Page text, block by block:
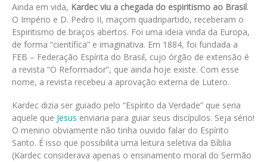
Ainda em vida, Kardec viu a chegada do espiritismo ao Brasil.
O Império e D. Pedro II, maçom quadripartido, receberam o
Espiritismo de braços abertos. Foi uma ideia vinda da Europa,
de forma “científica” e imaginativa. Em 1884, foi fundada a
FEB – Federação Espírita do Brasil, cujo órgão de extensão é
a revista “O Reformador”, que ainda hoje existe. Com esse
nome, a revista recebeu a aprovação externa de Lutero.
Kardec dizia ser guiado pelo “Espírito da Verdade” que seria
aquele que Jesus enviaria para guiar seus discípulos. Seja sério!
O menino obviamente não tinha ouvido falar do Espírito
Santo. É isso que possibilita uma leitura seletiva da Bíblia
(Kardec considerava apenas o ensinamento moral do Sermão